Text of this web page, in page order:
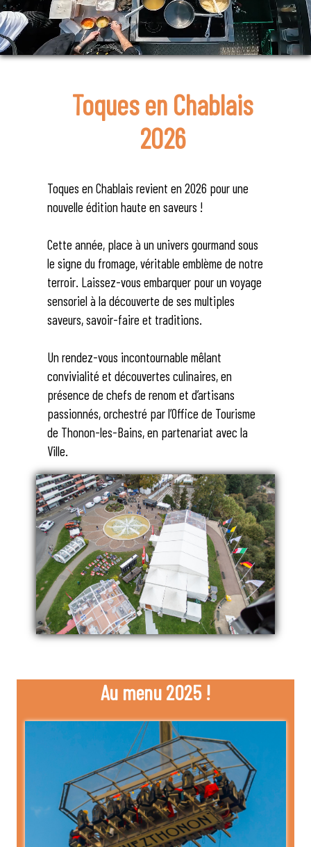
Toques en Chablais
2026
Toques en Chablais revient en 2026 pour une
nouvelle édition haute en saveurs !
Cette année, place à un univers gourmand sous
le signe du fromage, véritable emblème de notre
terroir. Laissez-vous embarquer pour un voyage
sensoriel à la découverte de ses multiples
saveurs, savoir-faire et traditions.
Un rendez-vous incontournable mêlant
convivialité et découvertes culinaires, en
présence de chefs de renom et d’artisans
passionnés, orchestré par l’Office de Tourisme
de Thonon-les-Bains, en partenariat avec la
Ville.
Au menu 2025 !